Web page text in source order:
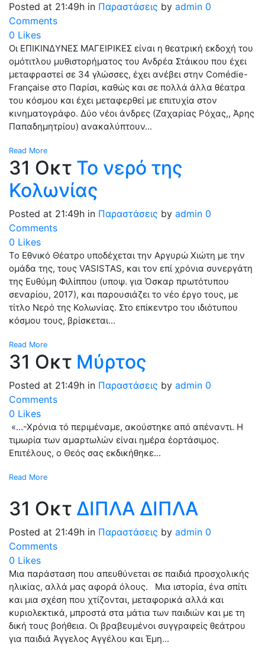
Posted at 21:49h in Παραστάσεις by admin 0
Comments
0 Likes
Οι ΕΠΙΚΙΝΔΥΝΕΣ ΜΑΓΕΙΡΙΚΕΣ είναι η θεατρική εκδοχή του
ομότιτλου μυθιστορήματος του Ανδρέα Στάικου που έχει
μεταφραστεί σε 34 γλώσσες, έχει ανέβει στην Comédie-
Française στο Παρίσι, καθώς και σε πολλά άλλα θέατρα
του κόσμου και έχει μεταφερθεί με επιτυχία στον
κινηματογράφο. Δύο νέοι άνδρες (Ζαχαρίας Ρόχας,, Άρης
Παπαδημητρίου) ανακαλύπτουν...
Read More
31 Οκτ To νερό της
Κολωνίας
Posted at 21:49h in Παραστάσεις by admin 0
Comments
0 Likes
Το Εθνικό Θέατρο υποδέχεται την Αργυρώ Χιώτη με την
ομάδα της, τους VASISTAS, και τον επί χρόνια συνεργάτη
της Ευθύμη Φιλίππου (υποψ. για Όσκαρ πρωτότυπου
σεναρίου, 2017), και παρουσιάζει το νέο έργο τους, με
τίτλο Νερό της Κολωνίας. Στο επίκεντρο του ιδιότυπου
κόσμου τους, βρίσκεται...
Read More
31 Οκτ Μύρτος
Posted at 21:49h in Παραστάσεις by admin 0
Comments
0 Likes
«…-Χρόνια τό περιμέναμε, ακούστηκε από απέναντι. Η
τιμωρία των αμαρτωλών είναι ημέρα έορτάσιμος.
Επιτέλους, ο Θεός σας εκδικήθηκε...
Read More
31 Οκτ ΔΙΠΛΑ ΔΙΠΛΑ
Posted at 21:49h in Παραστάσεις by admin 0
Comments
0 Likes
Μια παράσταση που απευθύνεται σε παιδιά προσχολικής
ηλικίας, αλλά μας αφορά όλους. Μια ιστορία, ένα σπίτι
και μια σχέση που χτίζονται, μεταφορικά αλλά και
κυριολεκτικά, μπροστά στα μάτια των παιδιών και με τη
δική τους βοήθεια. Οι βραβευμένοι συγγραφείς θεάτρου
για παιδιά Άγγελος Αγγέλου και Έμη...